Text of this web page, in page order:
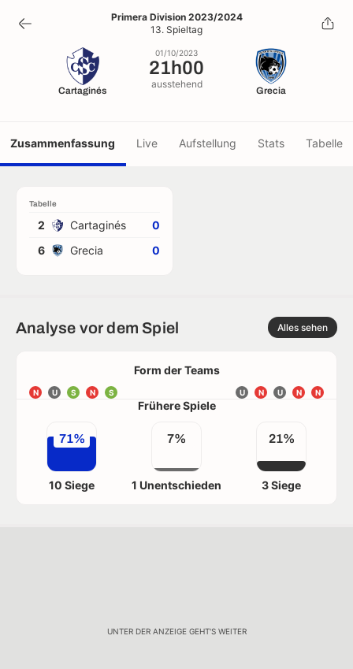
21h00
01/10/2023
Primera Division 2023/2024
13. Spieltag
Cartaginés
01/10/2023
21h00
ausstehend
Grecia
Zusammenfassung Live Aufstellung Stats Tabelle
Tabelle
2 Cartaginés
0
6
Grecia 0
Analyse vor dem Spiel Alles sehen
Form der Teams
N U S N S N
N
U
N
U
Frühere Spiele
71%
10 Siege
7%
1 Unentschieden
21%
3 Siege
UNTER DER ANZEIGE GEHT'S WEITER